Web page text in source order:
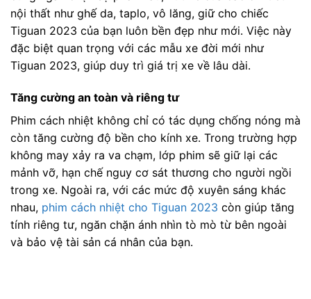
nội thất như ghế da, taplo, vô lăng, giữ cho chiếc
Tiguan 2023 của bạn luôn bền đẹp như mới. Việc này
đặc biệt quan trọng với các mẫu xe đời mới như
Tiguan 2023, giúp duy trì giá trị xe về lâu dài.
Tăng cường an toàn và riêng tư
Phim cách nhiệt không chỉ có tác dụng chống nóng mà
còn tăng cường độ bền cho kính xe. Trong trường hợp
không may xảy ra va chạm, lớp phim sẽ giữ lại các
mảnh vỡ, hạn chế nguy cơ sát thương cho người ngồi
trong xe. Ngoài ra, với các mức độ xuyên sáng khác
nhau, phim cách nhiệt cho Tiguan 2023 còn giúp tăng
tính riêng tư, ngăn chặn ánh nhìn tò mò từ bên ngoài
và bảo vệ tài sản cá nhân của bạn.